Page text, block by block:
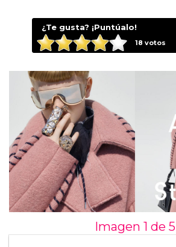
¿Te gusta? ¡Puntúalo!
18 votos
Imagen 1 de 5